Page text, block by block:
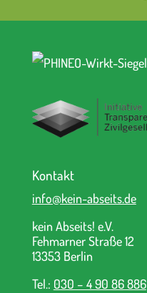
Kontakt
info@kein-abseits.de
kein Abseits! e.V.
Fehmarner Straße 12
13353 Berlin
Tel.: 030 – 4 90 86 886